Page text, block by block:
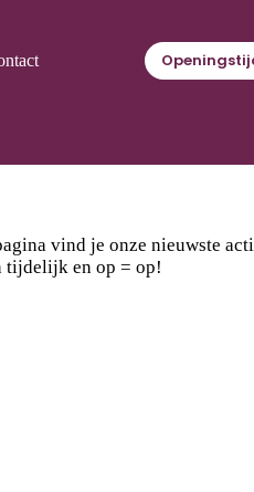
vind je onze nieuwste
tijdelijk en op = op!